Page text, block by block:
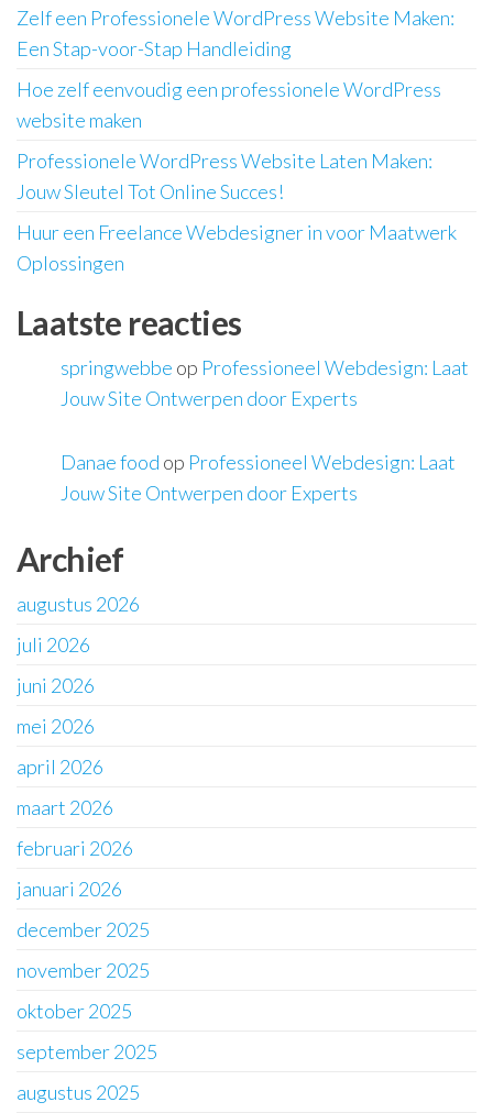
Zelf een Professionele WordPress Website Maken:
Een Stap-voor-Stap Handleiding
Hoe zelf eenvoudig een professionele WordPress
website maken
Professionele WordPress Website Laten Maken:
Jouw Sleutel Tot Online Succes!
Huur een Freelance Webdesigner in voor Maatwerk
Oplossingen
Laatste reacties
springwebbe op Professioneel Webdesign: Laat
Jouw Site Ontwerpen door Experts
Danae food op Professioneel Webdesign: Laat
Jouw Site Ontwerpen door Experts
Archief
augustus 2026
juli 2026
juni 2026
mei 2026
april 2026
maart 2026
februari 2026
januari 2026
december 2025
november 2025
oktober 2025
september 2025
augustus 2025